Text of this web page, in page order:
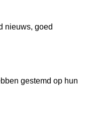
nieuws, goed
gestemd op hun